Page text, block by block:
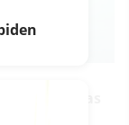
que las